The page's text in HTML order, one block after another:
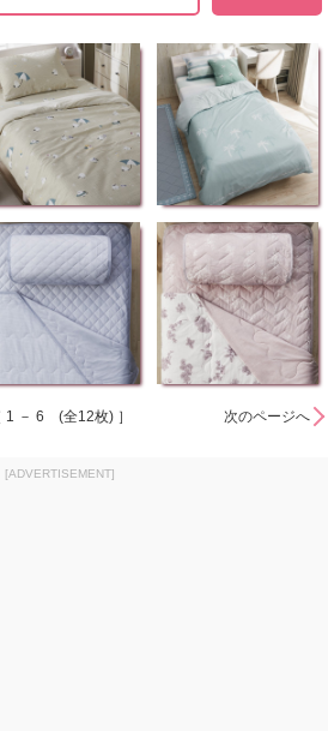
1 － 6 (全12枚) ］ 次のページへ
[ADVERTISEMENT]